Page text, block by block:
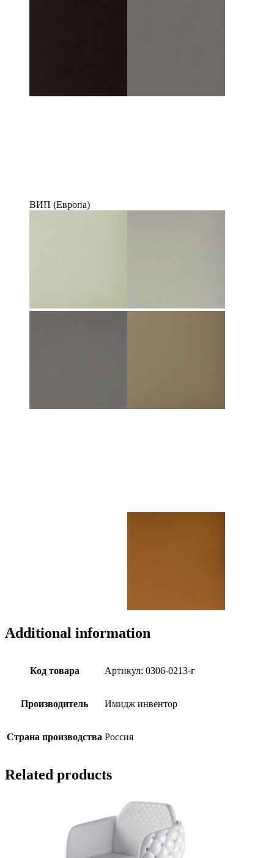
ВИП (Европа)
Additional information
Код товара Артикул: 0306-0213-г
Производитель Имидж инвентор
Страна производства Россия
Related products